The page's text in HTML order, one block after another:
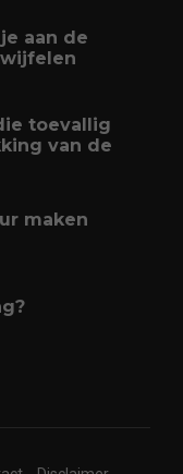
aan de
toevallig
van de
maken